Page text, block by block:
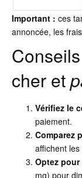
Important : ces
annoncée, les
cher et
Vérifiez le
paiement.
Comparez
affichent
Optez
mg) pour